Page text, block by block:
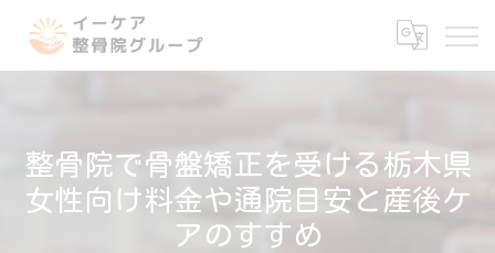
整骨院で骨盤矯正を受ける栃木県
女性向け料金や通院目安と産後ケ
アのすすめ